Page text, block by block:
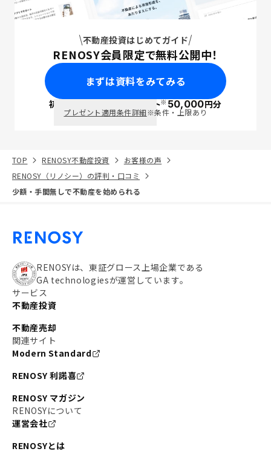
不動産投資はじめてガイド
RENOSY会員限定で無料公開中！
まずは資料をみてみる
初回面談で ポイント※50,000円分
プレゼント適用条件詳細※条件・上限あり
TOP RENOSY不動産投資
お客様の声
RENOSY（リノシー）の評判・口コミ
少額・手間無しで不動産を始められる
RENOSYは、東証グロース上場企業である
GA technologiesが運営しています。
サービス
不動産投資
不動産売却
関連サイト
Modern Standard
RENOSY 利諾喜
RENOSY マガジン
RENOSYについて
運営会社
RENOSYとは